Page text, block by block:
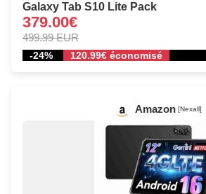
Galaxy Tab S10 Lite Pack
379.00€
499.99 EUR
-24% 120.99€ économisé
Amazon [Nexall]